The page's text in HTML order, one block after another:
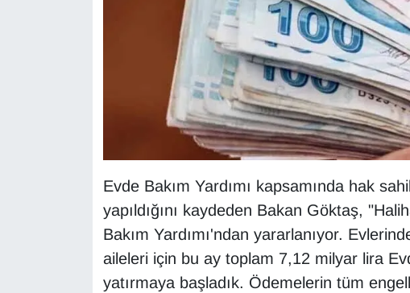
Evde Bakım Yardımı kapsamında hak
yapıldığını kaydeden Bakan Göktaş,
Bakım Yardımı'ndan yararlanıyor.
aileleri için bu ay toplam 7,12 milyar lira
yatırmaya başladık. Ödemelerin tüm
Sinema - TV